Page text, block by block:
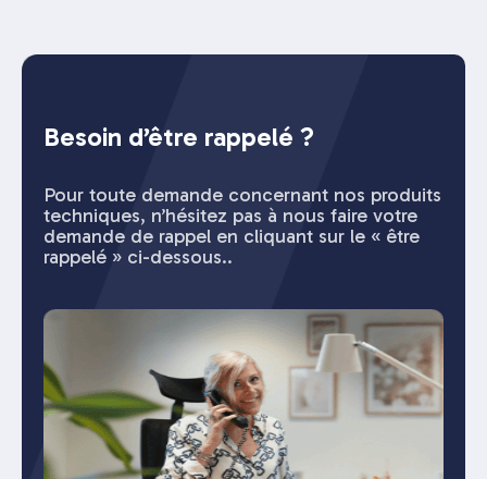
Besoin d’être rappelé ?
Pour toute demande concernant nos produits
techniques, n’hésitez pas à nous faire votre
demande de rappel en cliquant sur le « être
rappelé » ci-dessous..